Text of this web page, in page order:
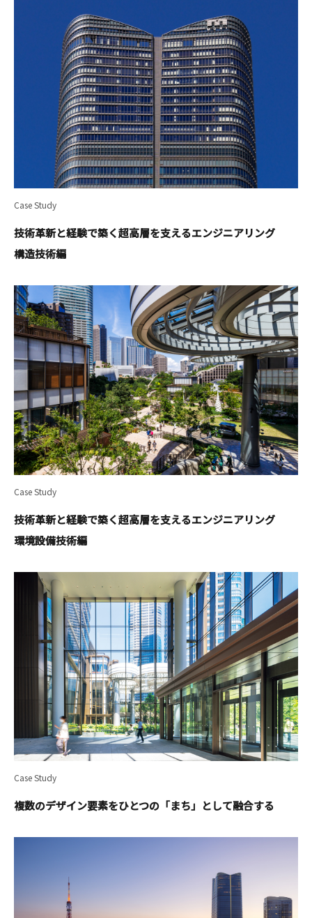
Case Study
技術革新と経験で築く超高層を支えるエンジニアリング
――構造技術編
Case Study
技術革新と経験で築く超高層を支えるエンジニアリング
――環境設備技術編
Case Study
複数のデザイン要素をひとつの「まち」として融合する